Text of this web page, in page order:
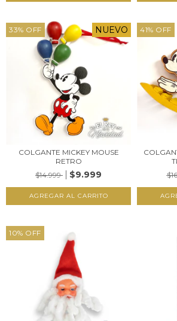
33% OFF NUEVO
COLGANTE MICKEY MOUSE
RETRO
$14.999
$9.999
41% OFF
10% OFF